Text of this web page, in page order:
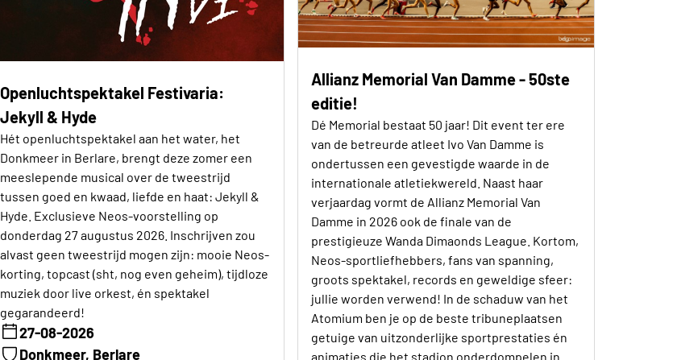
Openluchtspektakel Festivaria:
Jekyll & Hyde
Hét openluchtspektakel aan het water, het
Donkmeer in Berlare, brengt deze zomer een
meeslepende musical over de tweestrijd
tussen goed en kwaad, liefde en haat: Jekyll &
Hyde. Exclusieve Neos-voorstelling op
donderdag 27 augustus 2026. Inschrijven zou
alvast geen tweestrijd mogen zijn: mooie Neos-
korting, topcast (sht, nog even geheim), tijdloze
muziek door live orkest, én spektakel
gegarandeerd!
27-08-2026
Donkmeer, Berlare
Allianz Memorial Van Damme - 50ste
editie!
Dé Memorial bestaat 50 jaar! Dit event ter ere
van de betreurde atleet Ivo Van Damme is
ondertussen een gevestigde waarde in de
internationale atletiekwereld. Naast haar
verjaardag vormt de Allianz Memorial Van
Damme in 2026 ook de finale van de
prestigieuze Wanda Dimaonds League. Kortom,
Neos-sportliefhebbers, fans van spanning,
groots spektakel, records en geweldige sfeer:
jullie worden verwend! In de schaduw van het
Atomium ben je op de beste tribuneplaatsen
getuige van uitzonderlijke sportprestaties én
animaties die het stadion onderdompelen in